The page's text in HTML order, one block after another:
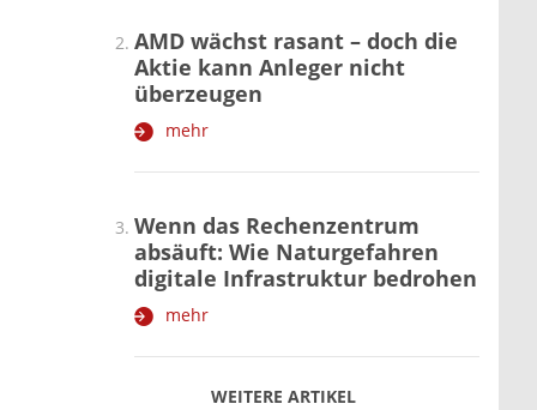
WEITERE ARTIKEL
zurückweiter
AMD wächst rasant – doch die
Aktie kann Anleger nicht
überzeugen
mehr
Wenn das Rechenzentrum
absäuft: Wie Naturgefahren
digitale Infrastruktur bedrohen
mehr